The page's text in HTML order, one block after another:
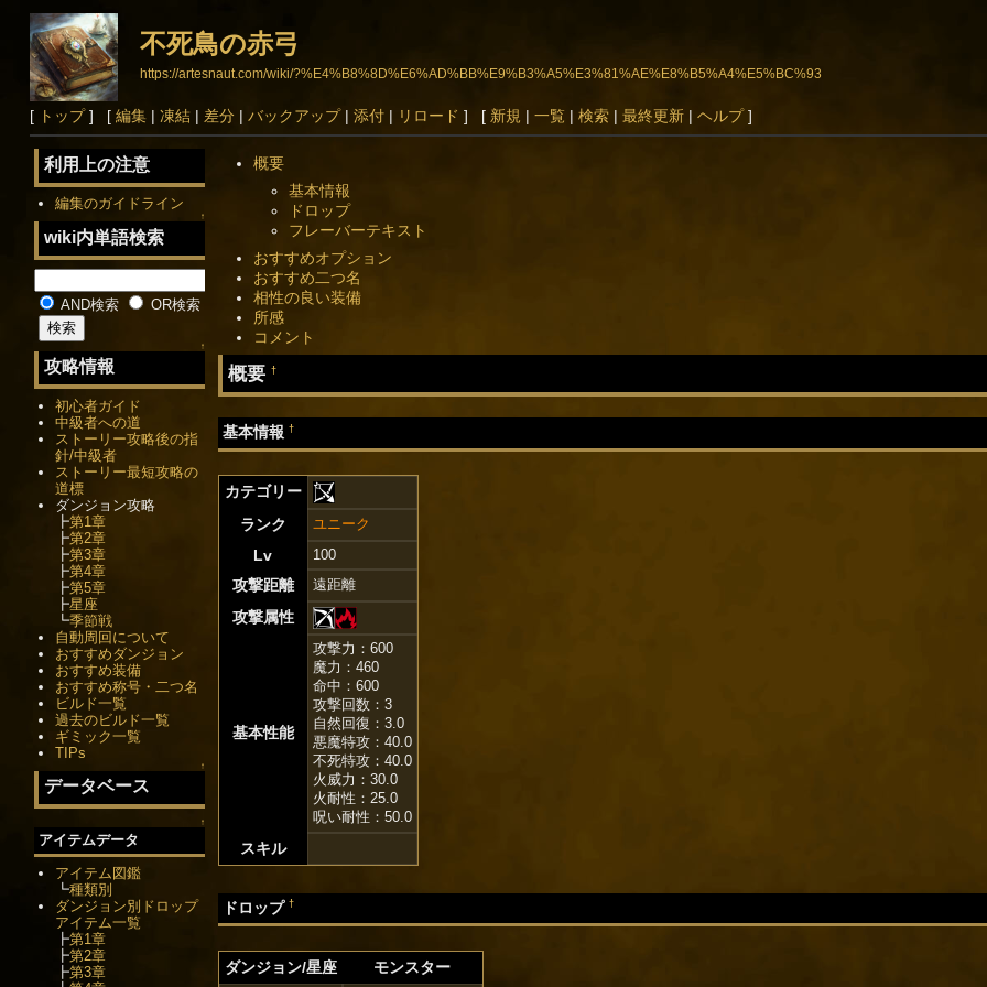
不死鳥の赤弓
https://artesnaut.com/wiki/?%E4%B8%8D%E6%AD%BB%E9%B3%A5%E3%81%AE%E8%B5%A4%E5%BC%93
[ トップ] [ 編集| 凍結| 差分| バックアップ| 添付| リロード ] [ 新規 | 一覧| 検索| 最終更新| ヘルプ]
概要
基本情報
ドロップ
フレーバーテキスト
おすすめオプション
おすすめ二つ名
相性の良い装備
所感
コメント
概要 †
基本情報 †
カテゴリー
ランク
ユニーク
Lv 100
攻撃距離 遠距離
攻撃属性
基本性能
攻撃力：600
魔力：460
命中：600
攻撃回数：3
自然回復：3.0
悪魔特攻：40.0
不死特攻：40.0
火威力：30.0
火耐性：25.0
呪い耐性：50.0
スキル
ドロップ †
ダンジョン/星座 モンスター
利用上の注意
編集のガイドライン
↑
wiki内単語検索
AND検索 OR検索
↑
攻略情報
初心者ガイド
中級者への道
ストーリー攻略後の指
針/中級者
ストーリー最短攻略の
道標
ダンジョン攻略
┣第1章
┣第2章
┣第3章
┣第4章
┣第5章
┣星座
┗季節戦
自動周回について
おすすめダンジョン
おすすめ装備
おすすめ称号・二つ名
ビルド一覧
過去のビルド一覧
ギミック一覧
TIPs
↑
データベース
↑
アイテムデータ
アイテム図鑑
┗種類別
ダンジョン別ドロップ
アイテム一覧
┣第1章
┣第2章
┣第3章